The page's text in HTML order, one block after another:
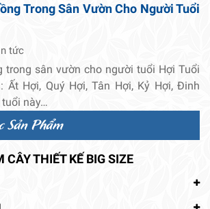
Trong Sân Vườn Cho Người Tuổi
tức
trong sân vườn cho người tuổi Hợi Tuổi
Ất Hợi, Quý Hợi, Tân Hợi, Kỷ Hợi, Đinh
này…
Sản Phẩm
CÂY THIẾT KẾ BIG SIZE